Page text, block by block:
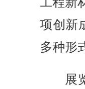
项创新
多种形
展